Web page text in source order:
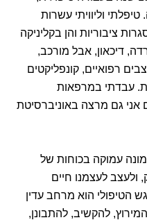
וליוויתי עשרות
ציבוריות והן בקליניקה
דיכאון, אבל מורכב,
רפואיים, קונפליקטים
עבדתי במרפאות
אני גם מרצה באוניברסיטת
עמוקה בכוחות של
לעצמנו חיים
הטיפולי הוא מרחב עדין
להקשיב, להתבונן,